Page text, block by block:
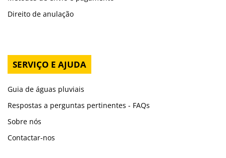
Direito de anulação
SERVIÇO E AJUDA
Guia de águas pluviais
Respostas a perguntas pertinentes - FAQs
Sobre nós
Contactar-nos